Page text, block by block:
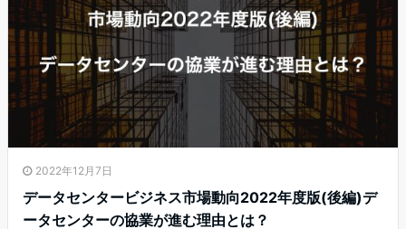
2022年12月7日
データセンタービジネス市場動向2022年度版(後編)デ
ータセンターの協業が進む理由とは？